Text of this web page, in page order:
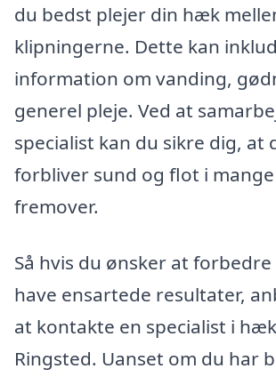
du bedst plejer din hæk
klipningerne. Dette kan
information om vanding,
generel pleje. Ved at
specialist kan du sikre dig, at
forbliver sund og flot i
fremover.
Så hvis du ønsker at
have ensartede resultater,
at kontakte en specialist i
Ringsted. Uanset om du har